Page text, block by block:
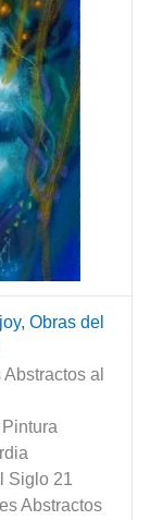
Obras del
al
Siglo 21
Abstractos